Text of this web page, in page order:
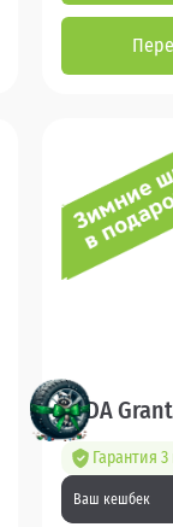
LADA
Гарантия
Ваш кешбек